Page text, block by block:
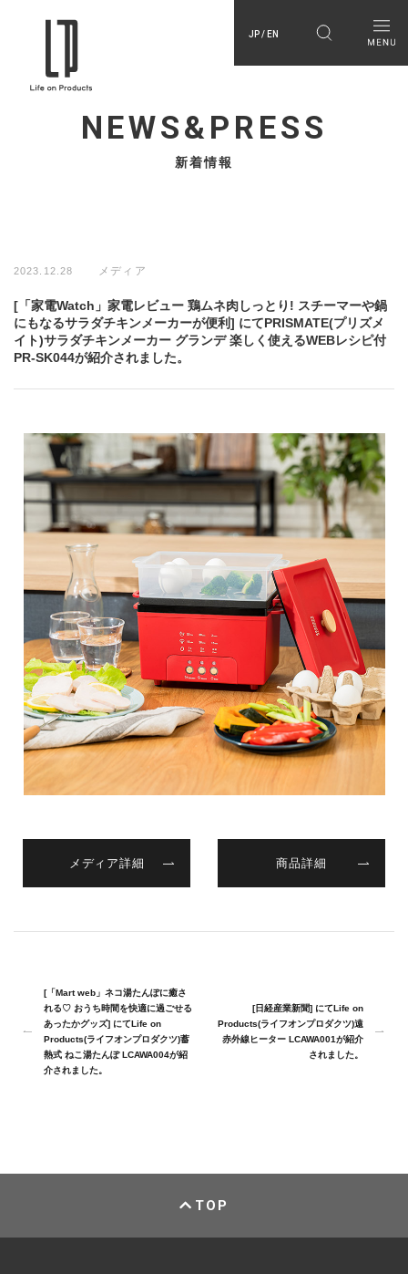
JP / EN
NEWS&PRESS
新着情報
2023.12.28 メディア
[「家電Watch」家電レビュー 鶏ムネ肉しっとり! スチーマーや鍋
にもなるサラダチキンメーカーが便利] にてPRISMATE(プリズメ
イト)サラダチキンメーカー グランデ 楽しく使えるWEBレシピ付
PR-SK044が紹介されました。
メディア詳細 商品詳細
[「Mart web」ネコ湯たんぽに癒さ
れる♡ おうち時間を快適に過ごせる
あったかグッズ] にてLife on
Products(ライフオンプロダクツ)蓄
熱式 ねこ湯たんぽ LCAWA004が紹
介されました。
[日経産業新聞] にてLife on
Products(ライフオンプロダクツ)遠
赤外線ヒーター LCAWA001が紹介
されました。
TOP